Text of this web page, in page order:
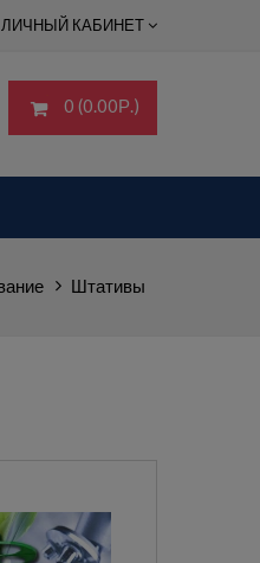
ЛИЧНЫЙ КАБИНЕТ
0 (0.00Р.)
Штативы